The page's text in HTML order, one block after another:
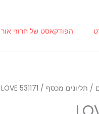
הפודקאסט של חרוזי אור
/ תליונים מכסף / LOVE 531171